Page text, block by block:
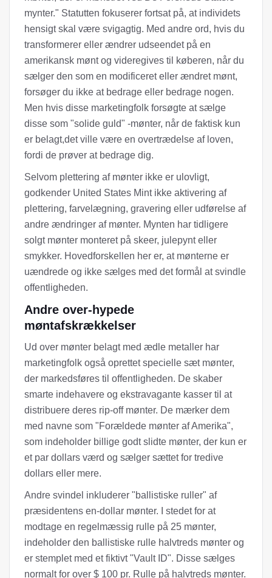
mynter." Statutten fokuserer fortsat på, at individets
hensigt skal være svigagtig. Med andre ord, hvis du
transformerer eller ændrer udseendet på en
amerikansk mønt og videregives til køberen, når du
sælger den som en modificeret eller ændret mønt,
forsøger du ikke at bedrage eller bedrage nogen.
Men hvis disse marketingfolk forsøgte at sælge
disse som "solide guld" -mønter, når de faktisk kun
er belagt,det ville være en overtrædelse af loven,
fordi de prøver at bedrage dig.
Selvom plettering af mønter ikke er ulovligt,
godkender United States Mint ikke aktivering af
plettering, farvelægning, gravering eller udførelse af
andre ændringer af mønter. Mynten har tidligere
solgt mønter monteret på skeer, julepynt eller
smykker. Hovedforskellen her er, at mønterne er
uændrede og ikke sælges med det formål at svindle
offentligheden.
Andre over-hypede
møntafskrækkelser
Ud over mønter belagt med ædle metaller har
marketingfolk også oprettet specielle sæt mønter,
der markedsføres til offentligheden. De skaber
smarte indehavere og ekstravagante kasser til at
distribuere deres rip-off mønter. De mærker dem
med navne som "Forældede mønter af Amerika",
som indeholder billige godt slidte mønter, der kun er
et par dollars værd og sælger sættet for tredive
dollars eller mere.
Andre svindel inkluderer "ballistiske ruller" af
præsidentens en-dollar mønter. I stedet for at
modtage en regelmæssig rulle på 25 mønter,
indeholder den ballistiske rulle halvtreds mønter og
er stemplet med et fiktivt "Vault ID". Disse sælges
normalt for over $ 100 pr. Rulle på halvtreds mønter.